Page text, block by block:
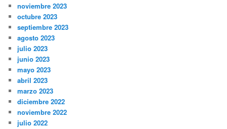
noviembre 2023
octubre 2023
septiembre 2023
agosto 2023
julio 2023
junio 2023
mayo 2023
abril 2023
marzo 2023
diciembre 2022
noviembre 2022
julio 2022